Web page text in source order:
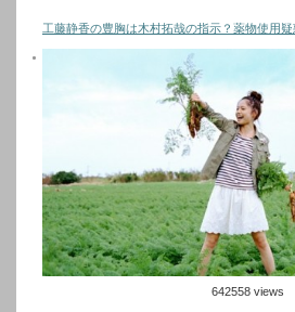
工藤静香の豊胸は木村拓哉の指示？薬物使用疑
642558 views